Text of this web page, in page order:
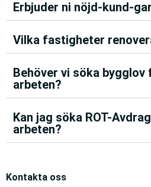
Erbjuder ni nöjd-kund-
Vilka fastigheter
Behöver vi söka bygglov
arbeten?
Kan jag söka ROT-
arbeten?
Kontakta oss